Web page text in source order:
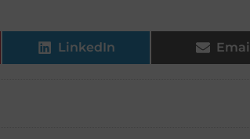
LinkedIn Email